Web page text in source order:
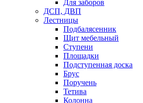
Для заборов
ДСП, ДВП
Лестницы
Подбалясенник
Щит мебельный
Ступени
Площадки
Подступенная доска
Брус
Поручень
Тетива
Колонна